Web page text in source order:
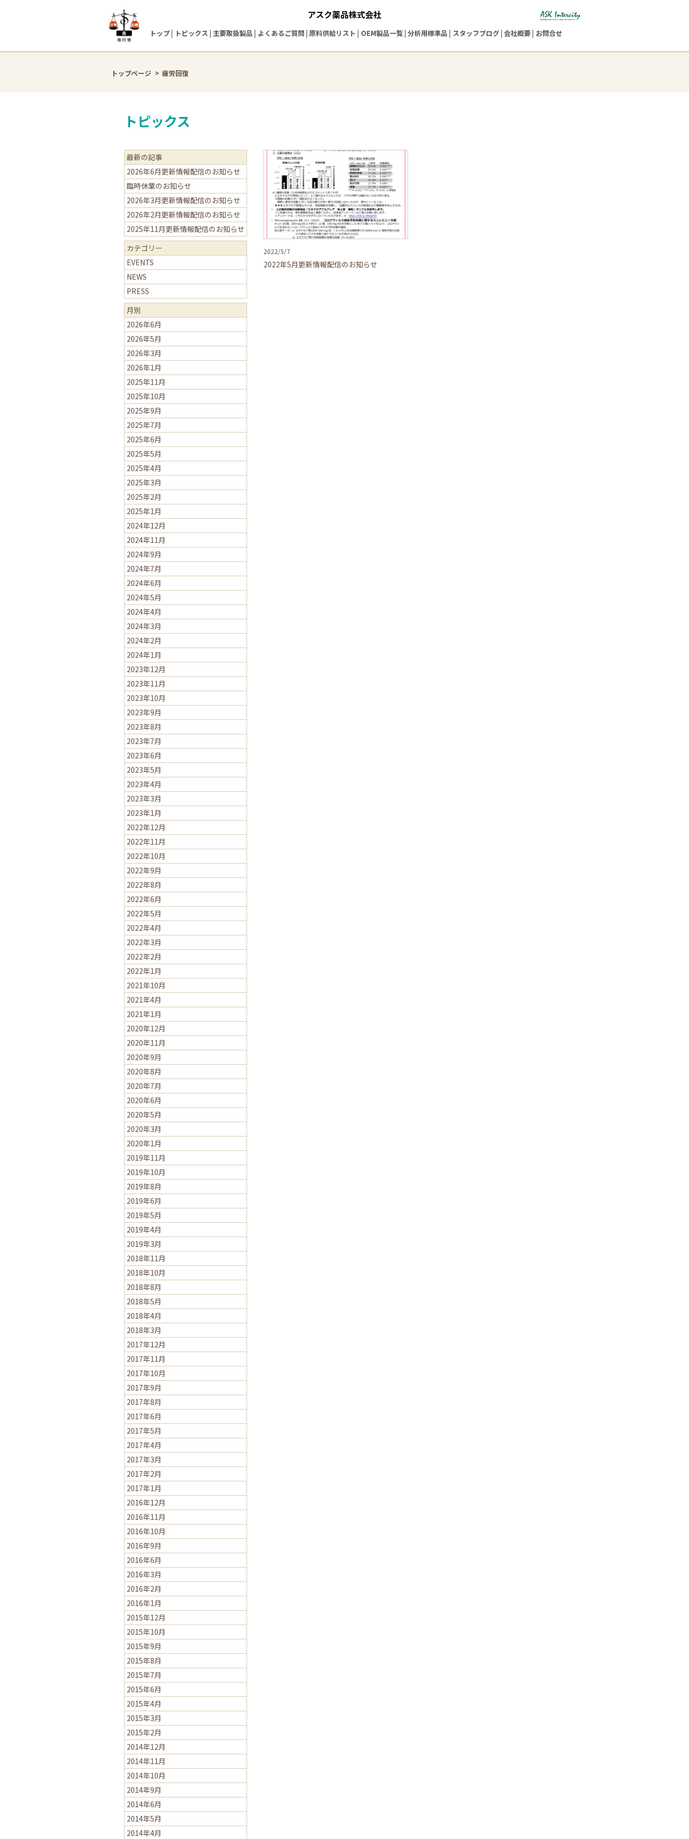
アスク薬品株式会社
トップ トピックス 主要取扱製品 よくあるご質問 原料供給リスト OEM製品一覧 分析用標準品 スタッフブログ 会社概要 お問合せ
トップページ 疲労回復
トピックス
2022/5/7
2022年5月更新情報配信のお知らせ
最新の記事
2026年6月更新情報配信のお知らせ
臨時休業のお知らせ
2026年3月更新情報配信のお知らせ
2026年2月更新情報配信のお知らせ
2025年11月更新情報配信のお知らせ
カテゴリー
EVENTS
NEWS
PRESS
月別
2026年6月
2026年5月
2026年3月
2026年1月
2025年11月
2025年10月
2025年9月
2025年7月
2025年6月
2025年5月
2025年4月
2025年3月
2025年2月
2025年1月
2024年12月
2024年11月
2024年9月
2024年7月
2024年6月
2024年5月
2024年4月
2024年3月
2024年2月
2024年1月
2023年12月
2023年11月
2023年10月
2023年9月
2023年8月
2023年7月
2023年6月
2023年5月
2023年4月
2023年3月
2023年1月
2022年12月
2022年11月
2022年10月
2022年9月
2022年8月
2022年6月
2022年5月
2022年4月
2022年3月
2022年2月
2022年1月
2021年10月
2021年4月
2021年1月
2020年12月
2020年11月
2020年9月
2020年8月
2020年7月
2020年6月
2020年5月
2020年3月
2020年1月
2019年11月
2019年10月
2019年8月
2019年6月
2019年5月
2019年4月
2019年3月
2018年11月
2018年10月
2018年8月
2018年5月
2018年4月
2018年3月
2017年12月
2017年11月
2017年10月
2017年9月
2017年8月
2017年6月
2017年5月
2017年4月
2017年3月
2017年2月
2017年1月
2016年12月
2016年11月
2016年10月
2016年9月
2016年6月
2016年3月
2016年2月
2016年1月
2015年12月
2015年10月
2015年9月
2015年8月
2015年7月
2015年6月
2015年4月
2015年3月
2015年2月
2014年12月
2014年11月
2014年10月
2014年9月
2014年6月
2014年5月
2014年4月